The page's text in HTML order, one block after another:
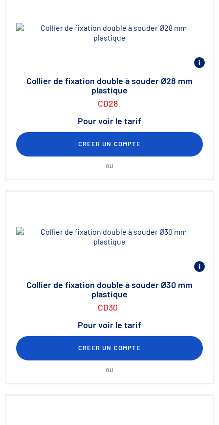
Collier de fixation double à souder Ø28 mm
plastique
CD28
Pour voir le tarif
CRÉER UN COMPTE
ou
Collier de fixation double à souder Ø30 mm
plastique
CD30
Pour voir le tarif
CRÉER UN COMPTE
ou